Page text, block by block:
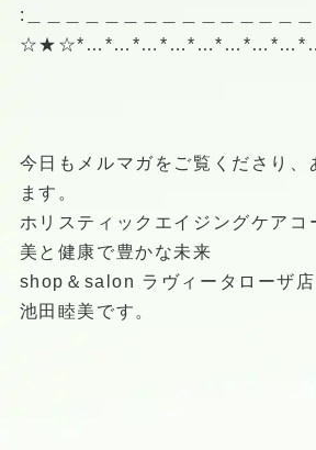
:＿＿＿＿＿＿＿＿＿＿＿＿＿＿＿
今日もメルマガをご覧くださり、
ます。
ホリスティックエイジングケアコ
美と健康で豊かな未来
shop＆salon ラヴィータローザ店
池田睦美です。